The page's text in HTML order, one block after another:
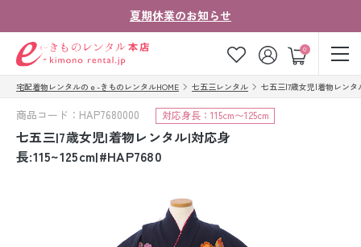
夏期休業のお知らせ
0
ゲスト
お気に入り ログイン カート
ご注文の流れ
会社案内
法人・グループの
宅配着物レンタルのｅ-きものレンタルHOME 七五三レンタル 七五三|7歳女児|着物レンタ
商品コード：HAP7680000 対応身長：115cm〜125cm
七五三|7歳女児|着物レンタル|対応身
長:115~125cm|#HAP7680